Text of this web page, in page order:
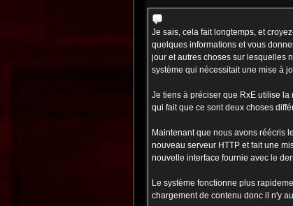
Je sais, cela fait longtemps, et
quelques informations et vous
jour et autres choses sur lesquelles
système qui nécessitait une mise à
Je tiens à préciser que RxE utilise
qui fait que ce sont deux choses
Maintenant que nous avons réécris
nouveau serveur HTTP et fait une
nouvelle interface fournie avec le
Le système fonctionne plus
chargement de contenu donc il n'y